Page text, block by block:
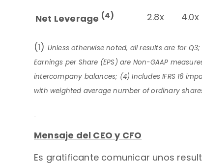
Net Leverage (4) 2.8x 4.0x
(1) Unless otherwise noted, all results are for
Earnings per Share (EPS) are Non-GAAP
intercompany balances; (4) Includes IFRS 16
with weighted average number of ordinary
Mensaje del CEO y CFO
Es gratificante comunicar unos